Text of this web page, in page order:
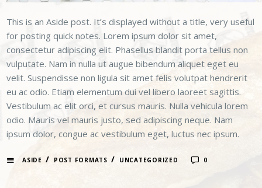
This is an Aside post. It’s displayed without a title, very useful
for posting quick notes. Lorem ipsum dolor sit amet,
consectetur adipiscing elit. Phasellus blandit porta tellus non
vulputate. Nam in nulla ut augue bibendum aliquet eget eu
velit. Suspendisse non ligula sit amet felis volutpat hendrerit
eu ac odio. Etiam elementum dui vel libero laoreet sagittis.
Vestibulum ac elit orci, et cursus mauris. Nulla vehicula lorem
odio. Mauris vel mauris justo, sed adipiscing neque. Nam
ipsum dolor, congue ac vestibulum eget, luctus nec ipsum.
ASIDE / POST FORMATS / UNCATEGORIZED 0